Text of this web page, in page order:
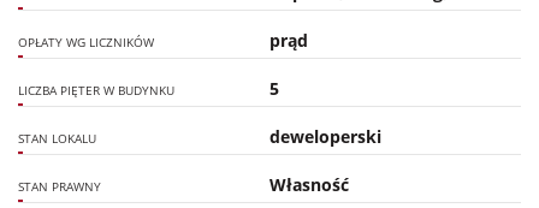
OPŁATY WG LICZNIKÓW prąd
LICZBA PIĘTER W BUDYNKU 5
STAN LOKALU deweloperski
STAN PRAWNY Własność